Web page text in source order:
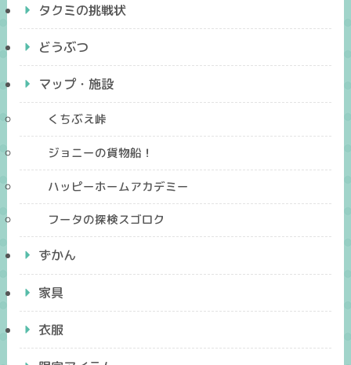
タクミの挑戦状
どうぶつ
マップ・施設
くちぶえ峠
ジョニーの貨物船！
ハッピーホームアカデミー
フータの探検スゴロク
ずかん
家具
衣服